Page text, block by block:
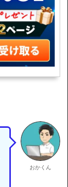
おかくん